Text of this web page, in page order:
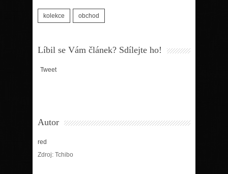
kolekce obchod
Líbil se Vám článek? Sdílejte ho!
Tweet
Autor
red
Zdroj: Tchibo